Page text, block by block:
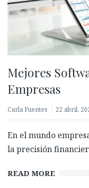
La firma electrónica
12 marzo, 2026
Mejores
Empresas
Carla Fuentes 22 abril,
En el mundo
la precisión
READ MORE